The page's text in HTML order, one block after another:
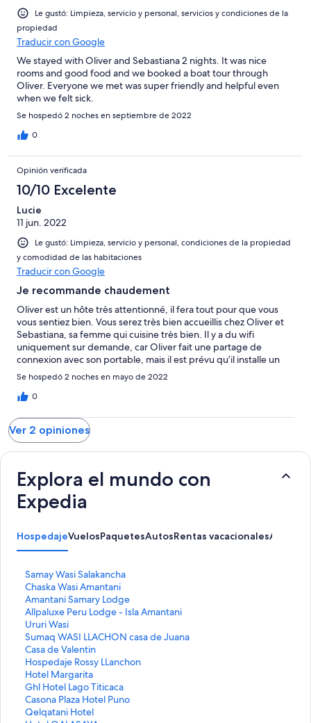
opinionesLe gustó: Limpieza, servicio y personal, servicios y condiciones de la
propiedad
Traducir con Google
We stayed with Oliver and Sebastiana 2 nights. It was nice
rooms and good food and we booked a boat tour through
Oliver. Everyone we met was super friendly and helpful even
when we felt sick.
Se hospedó 2 noches en septiembre de 2022
0
Opinión verificada
10/10 Excelente
Lucie
11 jun. 2022
Le gustó: Limpieza, servicio y personal, condiciones de la propiedad
y comodidad de las habitaciones
Traducir con Google
Je recommande chaudement
Oliver est un hôte très attentionné, il fera tout pour que vous
vous sentiez bien. Vous serez très bien accueillis chez Oliver et
Sebastiana, sa femme qui cuisine très bien. Il y a du wifi
uniquement sur demande, car Oliver fait une partage de
connexion avec son portable, mais il est prévu qu’il installe un
répétiteur proche des chambres. Un super cadre, tranquille et
superbe vue sur le lac
Se hospedó 2 noches en mayo de 2022
0
Ver 2 opiniones
Explora el mundo con
Expedia
HospedajeVuelosPaquetesAutosRentas vacacionales
Samay Wasi Salakancha
E
n
l
a
c
e
p
a
r
a
a
b
Chaska Wasi Amantani
E
n
l
a
c
e
p
a
r
a
a
Amantani Samary Lodge
E
n
l
a
c
e
p
a
r
a
Allpaluxe Peru Lodge - Isla Amantani
E
n
l
a
c
e
p
a
r
Ururi Wasi
E
n
l
a
c
e
p
a
Sumaq WASI LLACHON casa de Juana
E
n
l
a
c
e
p
Casa de Valentin
E
n
l
a
c
e
Hospedaje Rossy LLanchon
E
n
l
a
c
Hotel Margarita
E
n
l
a
Ghl Hotel Lago Titicaca
E
n
l
Casona Plaza Hotel Puno
E
n
Qelqatani Hotel
E